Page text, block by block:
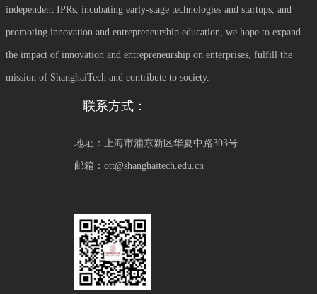
independent IPRs, incubating early-stage technologies and startups, and
promoting innovation and entrepreneurship education, we hope to expand
the impact of innovation and entrepreneurship on enterprises, fulfill the
mission of ShanghaiTech and contribute to society.
联系方式：
地址：上海市浦东新区华夏中路393号
邮箱：ott@shanghaitech.edu.cn